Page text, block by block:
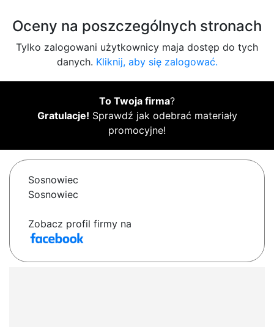
Oceny na poszczególnych stronach
Tylko zalogowani użytkownicy maja dostęp do tych
danych. Kliknij, aby się zalogować.
To Twoja firma?
Gratulacje! Sprawdź jak odebrać materiały
promocyjne!
Sosnowiec
Sosnowiec
Zobacz profil firmy na